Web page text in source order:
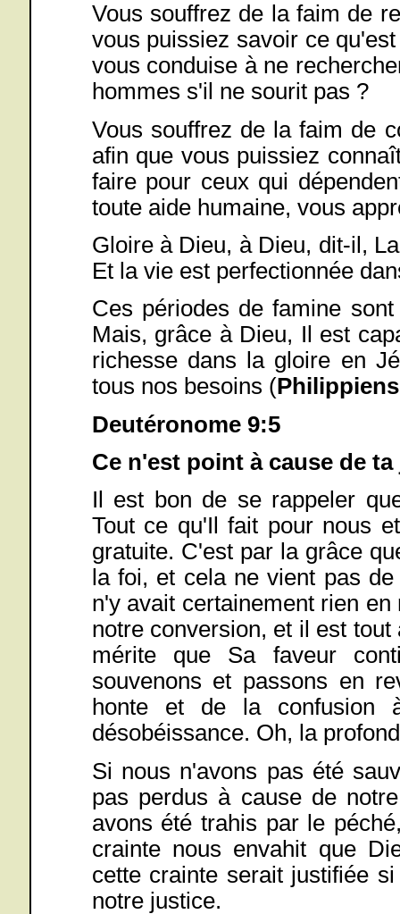
Vous souffrez de la faim de
vous puissiez savoir ce
vous conduise à ne
hommes s'il ne sourit pas ?
Vous souffrez de la faim de
afin que vous puissiez
faire pour ceux qui
toute aide humaine, vous
Gloire à Dieu, à Dieu, dit-il,
Et la vie est perfectionnée
Ces périodes de famine
Mais, grâce à Dieu, Il est
richesse dans la gloire en
tous nos besoins (
Deutéronome 9:5
Ce n'est point à cause de
Il est bon de se rappeler
Tout ce qu'Il fait pour nous
gratuite. C'est par la grâce
la foi, et cela ne vient pas
n'y avait certainement rien
notre conversion, et il est
mérite que Sa faveur
souvenons et passons en
honte et de la confusion
désobéissance. Oh, la
Si nous n'avons pas été
pas perdus à cause de
avons été trahis par le
crainte nous envahit que
cette crainte serait justifiée
notre justice.